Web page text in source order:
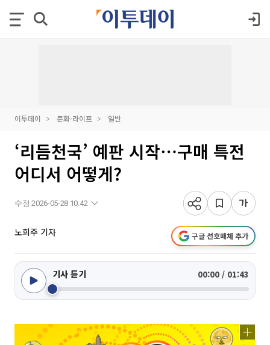
이투데이 문화·라이프 일반
‘리듬천국’ 예판 시작⋯구매 특전
어디서 어떻게?
수정 2026-05-28 10:42
노희주 기자 구글 선호매체 추가
기사 듣기 00:00 / 01:43